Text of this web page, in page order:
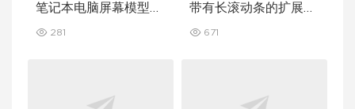
笔记本电脑屏幕模型套
281
带有长滚动条的扩展型
671